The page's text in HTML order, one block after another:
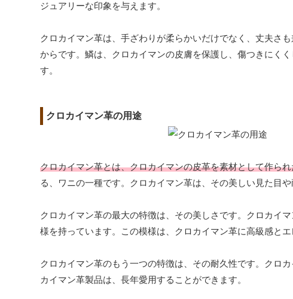
ジュアリーな印象を与えます。
クロカイマン革は、手ざわりが柔らかいだけでなく、丈夫さ
からです。鱗は、クロカイマンの皮膚を保護し、傷つきにく
す。
クロカイマン革の用途
クロカイマン革とは、クロカイマンの皮革を素材として作ら
る、ワニの一種です。クロカイマン革は、その美しい見た目
クロカイマン革の最大の特徴は、その美しさです。クロカイ
様を持っています。この模様は、クロカイマン革に高級感とエ
クロカイマン革のもう一つの特徴は、その耐久性です。クロ
カイマン革製品は、長年愛用することができます。